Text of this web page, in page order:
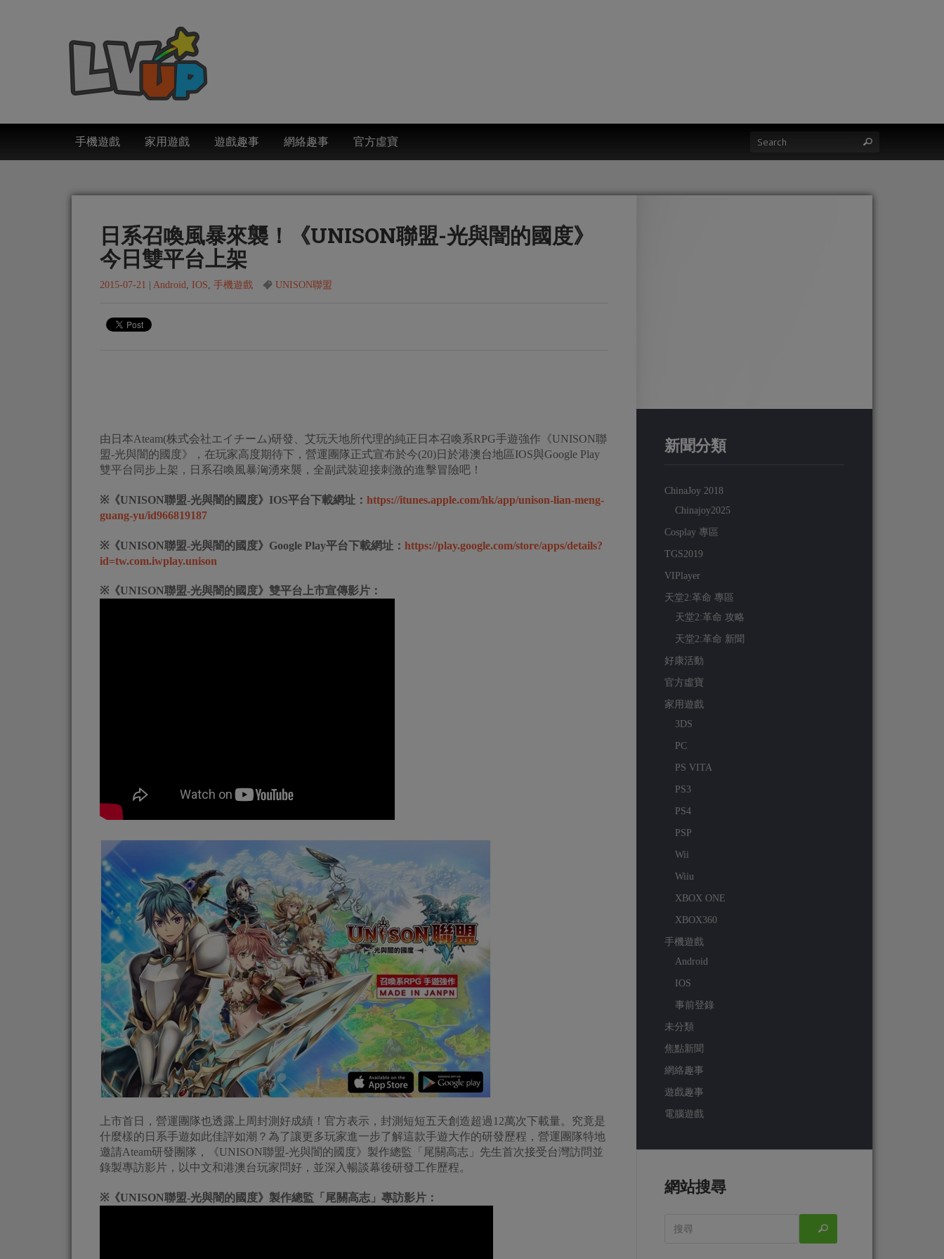
手機遊戲 家用遊戲 遊戲趣事 網絡趣事 官方虛寶
日系召喚風暴來襲！《UNISON聯盟-光與闇的國度》
今日雙平台上架
2015-07-21 Android, IOS, 手機遊戲 UNISON聯盟
由日本Ateam(株式会社エイチーム)研發、艾玩天地所代理的純正日本召喚系RPG手遊強作《UNISON聯
盟-光與闇的國度》，在玩家高度期待下，營運團隊正式宣布於今(20)日於港澳台地區IOS與Google Play
雙平台同步上架，日系召喚風暴洶湧來襲，全副武裝迎接刺激的進擊冒險吧！
※《UNISON聯盟-光與闇的國度》IOS平台下載網址： https://itunes.apple.com/hk/app/unison-lian-meng-
guang-yu/id966819187
※《UNISON聯盟-光與闇的國度》Google Play平台下載網址： https://play.google.com/store/apps/details?
id=tw.com.iwplay.unison
※《UNISON聯盟-光與闇的國度》雙平台上市宣傳影片：
上市首日，營運團隊也透露上周封測好成績！官方表示，封測短短五天創造超過12萬次下載量。究竟是
什麼樣的日系手遊如此佳評如潮？為了讓更多玩家進一步了解這款手遊大作的研發歷程，營運團隊特地
邀請Ateam研發團隊，《UNISON聯盟-光與闇的國度》製作總監「尾關高志」先生首次接受台灣訪問並
錄製專訪影片，以中文和港澳台玩家問好，並深入暢談幕後研發工作歷程。
※《UNISON聯盟-光與闇的國度》製作總監「尾關高志」專訪影片：
新聞分類
ChinaJoy 2018
Chinajoy2025
Cosplay 專區
TGS2019
VIPlayer
天堂2:革命 專區
天堂2:革命 攻略
天堂2:革命 新聞
好康活動
官方虛寶
家用遊戲
3DS
PC
PS VITA
PS3
PS4
PSP
Wii
Wiiu
XBOX ONE
XBOX360
手機遊戲
Android
IOS
事前登錄
未分類
焦點新聞
網絡趣事
遊戲趣事
電腦遊戲
網站搜尋